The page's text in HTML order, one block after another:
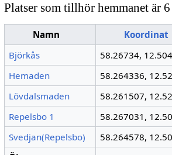
Platser som tillhör hemmanet är
Namn Koordinat
Björkås
58.26734,
Hemaden
58.264336,
Lövdalsmaden
58.261507,
Repelsbo 1
58.267031,
Svedjan(Repelsbo)
58.264578,